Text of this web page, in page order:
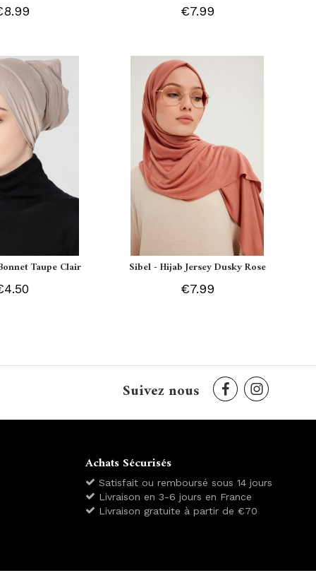
€7.99
Taupe Clair Sibel - Hijab Jersey Dusky Rose
€7.99
Suivez nous
Achats Sécurisés
Satisfait ou remboursé sous 14 jours
Livraison en 3-6 jours en France
Livraison gratuite à partir de €70